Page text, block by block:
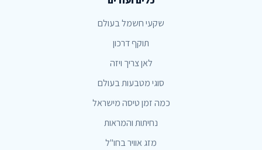
שקעי חשמל בעולם
תוקף דרכון
לאן צריך ויזה
סוגי מטבעות בעולם
כמה זמן טיסה מישראל
נחיתות והמראות
מזג אוויר בחו"ל